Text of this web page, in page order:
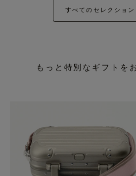
すべてのセレクション
もっと特別なギフトを